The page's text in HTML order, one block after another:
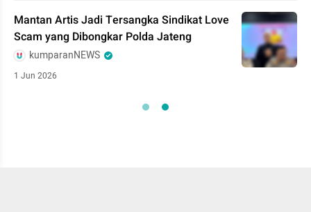
Mantan Artis Jadi Tersangka Sindikat Love
Scam yang Dibongkar Polda Jateng
kumparanNEWS
1 Jun 2026